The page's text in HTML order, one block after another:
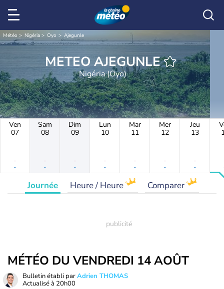
Météo Nigéria Oyo Ajegunle
METEO AJEGUNLE
Nigéria (Oyo)
Ven
07
-
-
Sam
08
-
-
Dim
09
-
-
Lun
10
-
-
Mar
11
-
-
Mer
12
-
-
Jeu
13
-
-
Journée Heure / Heure Comparer
MÉTÉO DU VENDREDI 14 AOÛT
Bulletin établi parAdrien THOMAS
Actualisé à 20h00